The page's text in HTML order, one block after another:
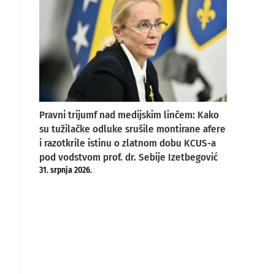
Pravni trijumf nad medijskim linčem: Kako
su tužilačke odluke srušile montirane afere
i razotkrile istinu o zlatnom dobu KCUS-a
pod vodstvom prof. dr. Sebije Izetbegović
31. srpnja 2026.